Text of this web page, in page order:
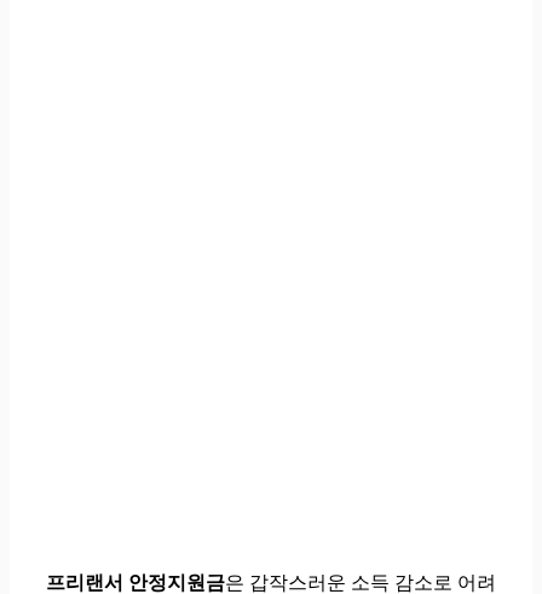
프리랜서 안정지원금은 갑작스러운 소득 감소로 어려